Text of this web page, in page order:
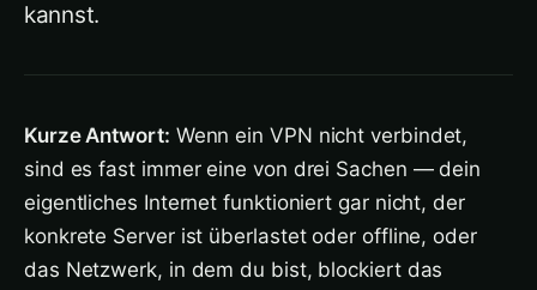
kannst.
Kurze Antwort: Wenn ein VPN nicht verbindet,
sind es fast immer eine von drei Sachen — dein
eigentliches Internet funktioniert gar nicht, der
konkrete Server ist überlastet oder offline, oder
das Netzwerk, in dem du bist, blockiert das